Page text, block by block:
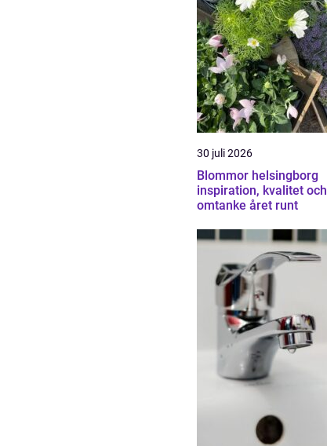
30 juli 2026
Blommor helsingborg
inspiration, kvalitet och
omtanke året runt